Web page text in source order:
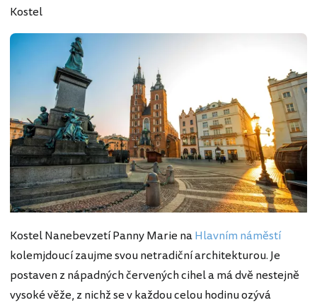
Kostel
Kostel Nanebevzetí Panny Marie naHlavním náměstí
kolemjdoucí zaujme svou netradiční architekturou. Je
postaven z nápadných červených cihel a má dvě nestejně
vysoké věže, z nichž se v každou celou hodinu ozývá